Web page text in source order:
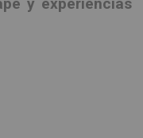
y experiencias